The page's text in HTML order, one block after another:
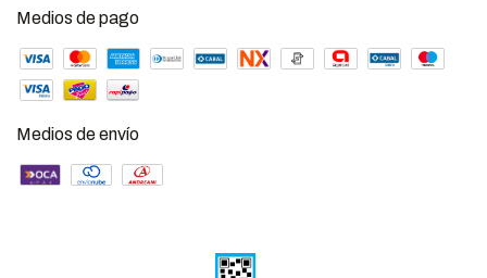
Medios de pago
Medios de envío